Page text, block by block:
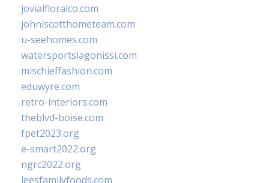
jovialfloralco.com
johnlscotthometeam.com
u-seehomes.com
watersportslagonissi.com
mischieffashion.com
eduwyre.com
retro-interiors.com
theblvd-boise.com
fpet2023.org
e-smart2022.org
ngrc2022.org
leesfamilyfoods.com